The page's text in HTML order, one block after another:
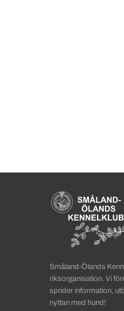
Köpa hund startsida
Småland-Ölands
riksorganisation. Vi
sprider information,
nyttan med hund!